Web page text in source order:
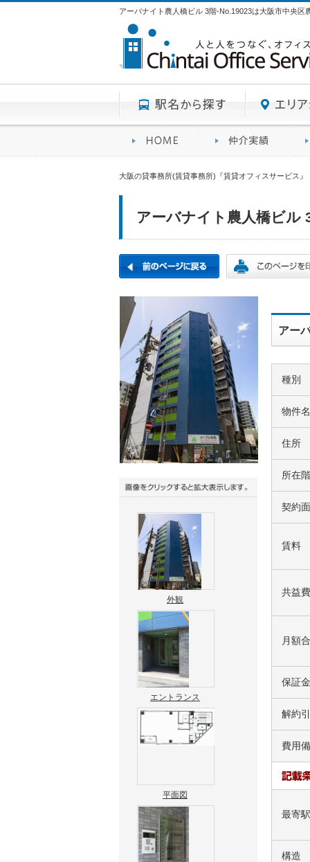
アーバナイト農人橋ビル 3階-No.19023は大阪市中央区
大阪の貸事務所(賃貸事務所)『賃貸オフィスサービス』
アーバナイト農人橋ビル
外観
エントランス
平面図
アー
種別
物件名
住所
所在階
契約
賃料
共益費
月額
保証金
解約引
費用
最寄駅
構造